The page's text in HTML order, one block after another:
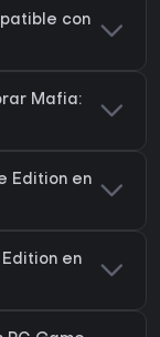
con
Mafia:
Edition en
en